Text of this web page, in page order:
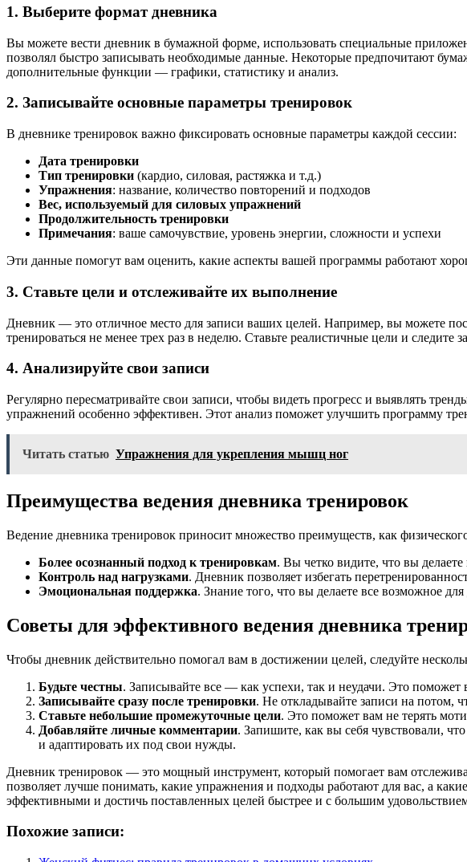
1. Выберите формат дневника
Вы можете вести дневник в бумажной форме, использовать специальные
позволял быстро записывать необходимые данные. Некоторые предпочитают
дополнительные функции — графики, статистику и анализ.
2. Записывайте основные параметры тренировок
В дневнике тренировок важно фиксировать основные параметры каждой сессии:
Дата тренировки
Тип тренировки (кардио, силовая, растяжка и т.д.)
Упражнения: название, количество повторений и подходов
Вес, используемый для силовых упражнений
Продолжительность тренировки
Примечания: ваше самочувствие, уровень энергии, сложности и успехи
Эти данные помогут вам оценить, какие аспекты вашей программы работают
3. Ставьте цели и отслеживайте их выполнение
Дневник — это отличное место для записи ваших целей. Например, вы можете
тренироваться не менее трех раз в неделю. Ставьте реалистичные цели и
4. Анализируйте свои записи
Регулярно пересматривайте свои записи, чтобы видеть прогресс и выявлять
упражнений особенно эффективен. Этот анализ поможет улучшить программу
Читать статью Упражнения для укрепления мышц ног
Преимущества ведения дневника тренировок
Ведение дневника тренировок приносит множество преимуществ, как
Более осознанный подход к тренировкам. Вы четко видите, что вы делаете
Контроль над нагрузками. Дневник позволяет избегать
Эмоциональная поддержка. Знание того, что вы делаете все возможное
Советы для эффективного ведения дневника
Чтобы дневник действительно помогал вам в достижении целей, следуйте
Будьте честны. Записывайте все — как успехи, так и неудачи. Это
Записывайте сразу после тренировки. Не откладывайте записи на потом,
Ставьте небольшие промежуточные цели. Это поможет вам не терять
Добавляйте личные комментарии. Запишите, как вы себя чувствовали,
и адаптировать их под свои нужды.
Дневник тренировок — это мощный инструмент, который помогает вам
позволяет лучше понимать, какие упражнения и подходы работают для вас, а
эффективными и достичь поставленных целей быстрее и с большим
Похожие записи: